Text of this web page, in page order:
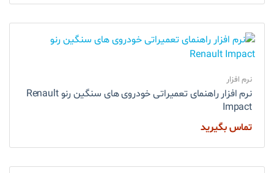
نرم افزار
نرم افزار راهنمای تعمیراتی خودروی های سنگین رنو Renault
Impact
تماس بگیرید